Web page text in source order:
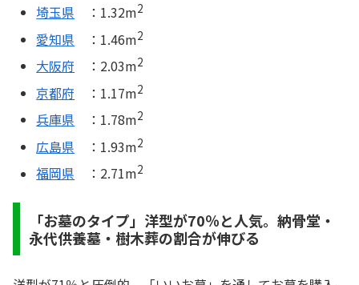
埼玉県 ：1.32m2
愛知県 ：1.46m2
大阪府 ：2.03m2
京都府 ：1.17m2
兵庫県 ：1.78m2
広島県 ：1.93m2
福岡県 ：2.71m2
「お墓のタイプ」洋型が70％と人気。納骨堂・
永代供養墓・樹木葬の割合が伸びる